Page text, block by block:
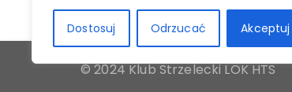
Dostosuj Odrzucać
© 2024 Klub Strzelecki LOK HTS